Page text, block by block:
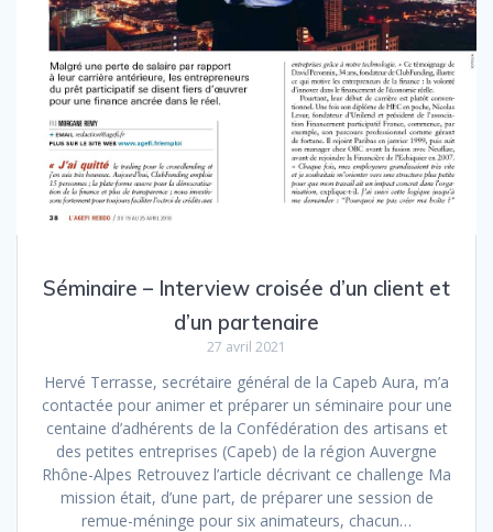
Séminaire – Interview croisée d’un client et
d’un partenaire
27 avril 2021
Hervé Terrasse, secrétaire général de la Capeb Aura, m’a
contactée pour animer et préparer un séminaire pour une
centaine d’adhérents de la Confédération des artisans et
des petites entreprises (Capeb) de la région Auvergne
Rhône-Alpes Retrouvez l’article décrivant ce challenge Ma
mission était, d’une part, de préparer une session de
remue-méninge pour six animateurs, chacun…